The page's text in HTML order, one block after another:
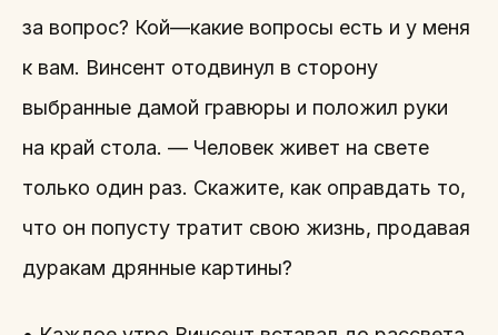
за вопрос? Кой—какие вопросы есть и у меня
к вам. Винсент отодвинул в сторону
выбранные дамой гравюры и положил руки
на край стола. — Человек живет на свете
только один раз. Скажите, как оправдать то,
что он попусту тратит свою жизнь, продавая
дуракам дрянные картины?